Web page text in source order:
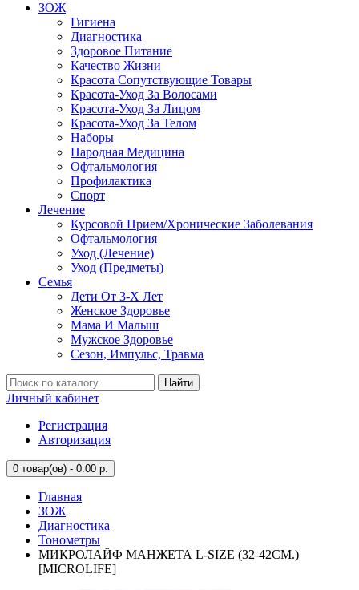
ЗОЖ
Гигиена
Диагностика
Здоровое Питание
Качество Жизни
Красота Сопутствующие Товары
Красота-Уход За Волосами
Красота-Уход За Лицом
Красота-Уход За Телом
Наборы
Народная Медицина
Офтальмология
Профилактика
Спорт
Лечение
Курсовой Прием/Хронические Заболевания
Офтальмология
Уход (Лечение)
Уход (Предметы)
Семья
Дети От 3-Х Лет
Женское Здоровье
Мама И Малыш
Мужское Здоровье
Сезон, Импульс, Травма
Найти
Личный кабинет
Регистрация
Авторизация
0 товар(ов) - 0.00 р.
Главная
ЗОЖ
Диагностика
Тонометры
МИКРОЛАЙФ МАНЖЕТА L-SIZE (32-42СМ.)
[MICROLIFE]